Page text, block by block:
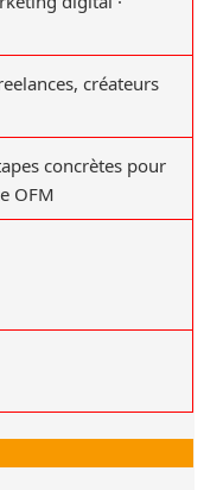
créateurs
concrètes pour
OFM